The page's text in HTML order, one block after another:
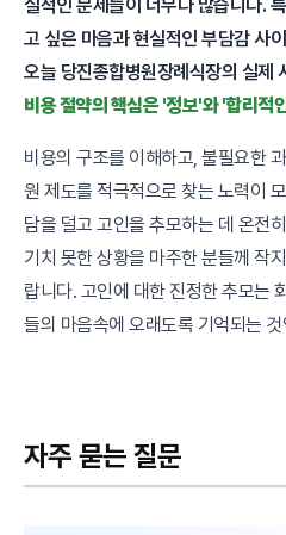
실적인 문제들이 너무나 많습니다.
고 싶은 마음과 현실적인 부담감 사
오늘 당진종합병원장례식장의 실제
비용 절약의 핵심은 '정보'와 '합리적
비용의 구조를 이해하고, 불필요한
원 제도를 적극적으로 찾는 노력이
담을 덜고 고인을 추모하는 데 온전
기치 못한 상황을 마주한 분들께 작
랍니다. 고인에 대한 진정한 추모는
들의 마음속에 오래도록 기억되는
자주 묻는 질문